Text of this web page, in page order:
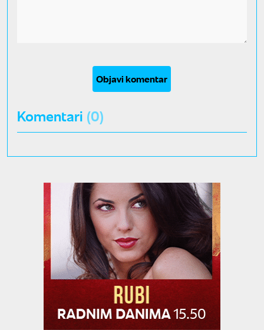
Objavi komentar
Komentari (0)